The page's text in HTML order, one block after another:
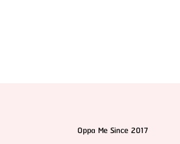
Oppa Me Since 2017